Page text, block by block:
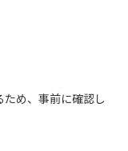
め、事前に確認し